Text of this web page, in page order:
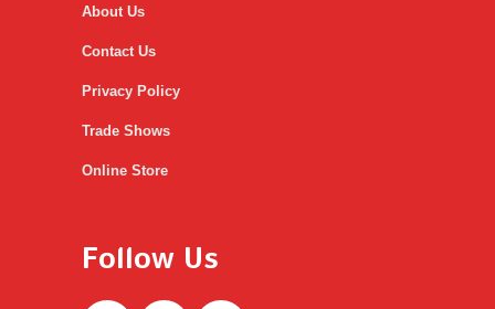
About Us
Contact Us
Privacy Policy
Trade Shows
Online Store
Follow Us